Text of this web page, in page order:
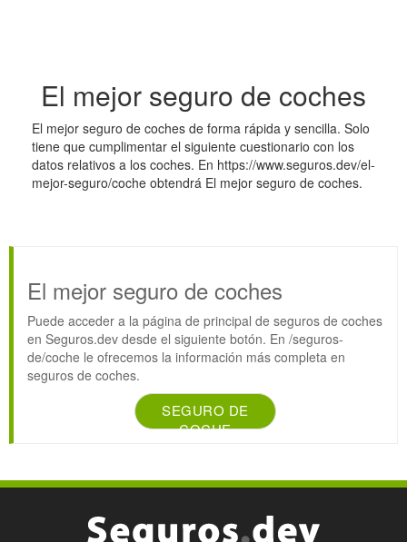
El mejor seguro de coches
El mejor seguro de coches de forma rápida y sencilla. Solo
tiene que cumplimentar el siguiente cuestionario con los
datos relativos a los coches. En https://www.seguros.dev/el-
mejor-seguro/coche obtendrá El mejor seguro de coches.
El mejor seguro de coches
Puede acceder a la página de principal de seguros de coches
en Seguros.dev desde el siguiente botón. En /seguros-
de/coche le ofrecemos la información más completa en
seguros de coches.
SEGURO DE
COCHE